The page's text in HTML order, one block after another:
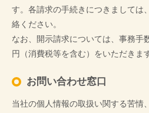
す。各請求の手続きにつきましては
絡ください。
なお、開示請求については、事務手
円（消費税等を含む）をいただきま
お問い合わせ窓口
当社の個人情報の取扱い関する苦情